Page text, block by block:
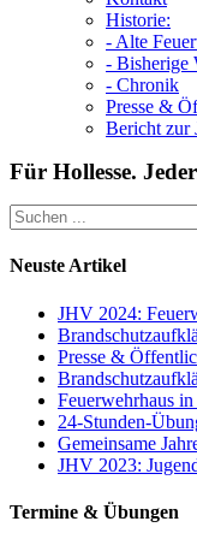
Historie:
- Alte
- Bisherige
- Chronik
Presse &
Bericht zur
Für Hollesse.
Neuste Artikel
JHV 2024:
Presse &
Feuerwehrhaus
24-Stunden-
Gemeinsame
JHV 2023:
Termine & Übungen